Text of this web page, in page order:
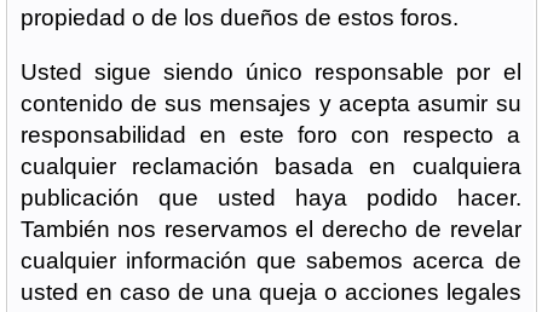
propiedad o de los dueños de estos foros.
Usted sigue siendo único responsable por el
contenido de sus mensajes y acepta asumir su
responsabilidad en este foro con respecto a
cualquier reclamación basada en cualquiera
publicación que usted haya podido hacer.
También nos reservamos el derecho de revelar
cualquier información que sabemos acerca de
usted en caso de una queja o acciones legales